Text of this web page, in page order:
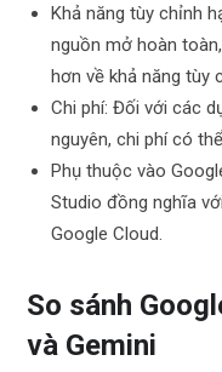
Khả năng tùy chỉnh
nguồn mở hoàn
hơn về khả năng tùy
Chi phí: Đối với các
nguyên, chi phí có
Phụ thuộc vào
Studio đồng nghĩa
Google Cloud.
So sánh
và Gemini